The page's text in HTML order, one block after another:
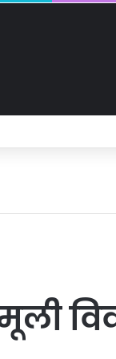
में हाईकोर्ट का अहम